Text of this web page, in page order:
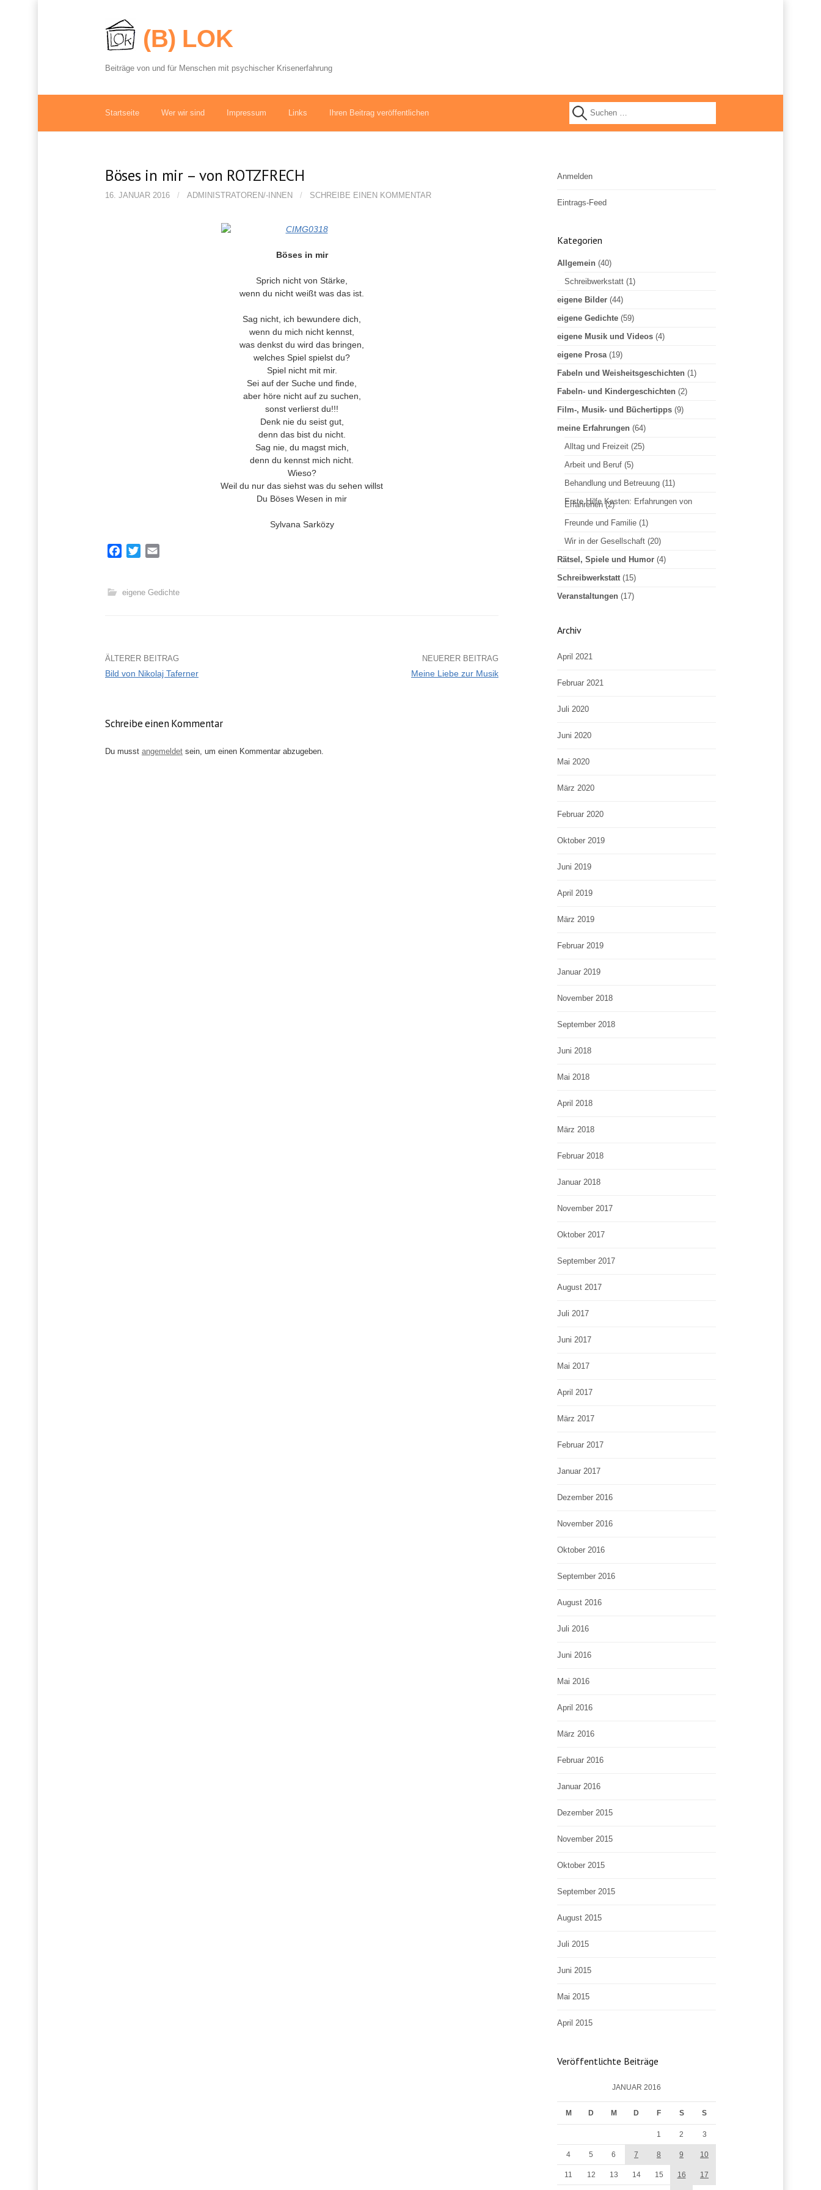
z
I
(B) LOK
Beiträge von und für Menschen mit psychischer Krisenerfahrung
Startseite Wer wir sind Impressum Links Ihren Beitrag veröffentlichen S
e
n
n
a
c
h
:
Böses in mir – von ROTZFRECH
16. JANUAR 2016 / ADMINISTRATOREN/-INNEN / SCHREIBE EINEN KOMMENTAR
Böses in mir
Sprich nicht von Stärke,
wenn du nicht weißt was das ist.
Sag nicht, ich bewundere dich,
wenn du mich nicht kennst,
was denkst du wird das bringen,
welches Spiel spielst du?
Spiel nicht mit mir.
Sei auf der Suche und finde,
aber höre nicht auf zu suchen,
sonst verlierst du!!!
Denk nie du seist gut,
denn das bist du nicht.
Sag nie, du magst mich,
denn du kennst mich nicht.
Wieso?
Weil du nur das siehst was du sehen willst
Du Böses Wesen in mir
Sylvana Sarközy
e
t
i
eigene Gedichte
e
t
ÄLTERER BEITRAG
Bild von Nikolaj Taferner
NEUERER BEITRAG
Meine Liebe zur Musik
Schreibe einen Kommentar
Du musst angemeldet sein, um einen Kommentar abzugeben.
Anmelden
Eintrags-Feed
Kategorien
Allgemein (40)
Schreibwerkstatt (1)
eigene Bilder (44)
eigene Gedichte (59)
eigene Musik und Videos (4)
eigene Prosa(19)
Fabeln und Weisheitsgeschichten (1)
Fabeln- und Kindergeschichten (2)
Film-, Musik- und Büchertipps (9)
meine Erfahrungen (64)
Alltag und Freizeit (25)
Arbeit und Beruf (5)
Behandlung und Betreuung (11)
Erste Hilfe Kasten: Erfahrungen von
Erfahrenen (2)
Freunde und Familie (1)
Wir in der Gesellschaft (20)
Rätsel, Spiele und Humor (4)
Schreibwerkstatt (15)
Veranstaltungen (17)
Archiv
April 2021
Februar 2021
Juli 2020
Juni 2020
Mai 2020
März 2020
Februar 2020
Oktober 2019
Juni 2019
April 2019
März 2019
Februar 2019
Januar 2019
November 2018
September 2018
Juni 2018
Mai 2018
April 2018
März 2018
Februar 2018
Januar 2018
November 2017
Oktober 2017
September 2017
August 2017
Juli 2017
Juni 2017
Mai 2017
April 2017
März 2017
Februar 2017
Januar 2017
Dezember 2016
November 2016
Oktober 2016
September 2016
August 2016
Juli 2016
Juni 2016
Mai 2016
April 2016
März 2016
Februar 2016
Januar 2016
Dezember 2015
November 2015
Oktober 2015
September 2015
August 2015
Juli 2015
Juni 2015
Mai 2015
April 2015
Veröffentlichte Beiträge
JANUAR 2016
M D M D F S S
1 2 3
4 5 6 7 8 9 10
11 12 13 14 15 16 17